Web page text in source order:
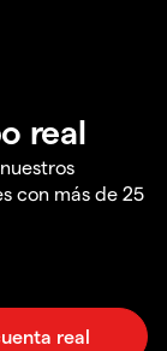
real
con más de 25